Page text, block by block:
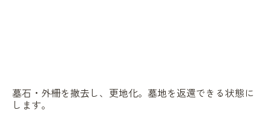
墓石・外柵を撤去し、更地化。墓地を返還できる状態に
します。